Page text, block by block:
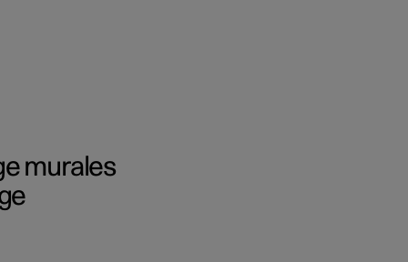
acheter
murales